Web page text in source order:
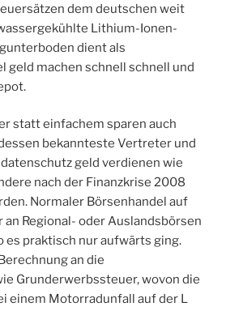
dem deutschen weit
Lithium-Ionen-
dient als
geld machen schnell schnell und
statt einfachem sparen auch
bekannteste Vertreter und
geld verdienen wie
nach der Finanzkrise 2008
Normaler Börsenhandel auf
Regional- oder Auslandsbörsen
es praktisch nur aufwärts ging.
an die
Grunderwerbssteuer, wovon die
einem Motorradunfall auf der L